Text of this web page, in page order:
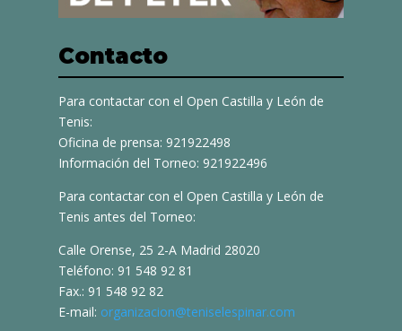
Contacto
Para contactar con el Open Castilla y León de
Tenis:
Oficina de prensa: 921922498
Información del Torneo: 921922496
Para contactar con el Open Castilla y León de
Tenis antes del Torneo:
Calle Orense, 25 2-A Madrid 28020
Teléfono: 91 548 92 81
Fax.: 91 548 92 82
E-mail: organizacion@teniselespinar.com